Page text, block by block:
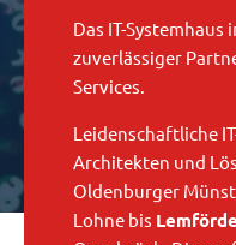
Das IT-Systemhaus
zuverlässiger
Services.
Leidenschaftliche
Architekten und
Oldenburger
Lohne bis Lemförde